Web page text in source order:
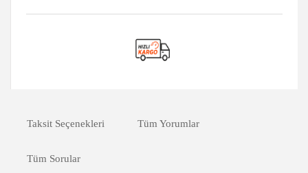
Taksit Seçenekleri Tüm Yorumlar
Tüm Sorular